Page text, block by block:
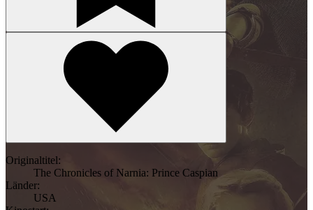
Originaltitel:
The Chronicles of Narnia: Prince Caspian
Länder:
USA